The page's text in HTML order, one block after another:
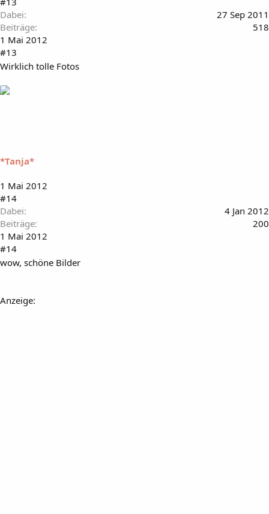
Dabei
27 Sep 2011
Beiträge
518
1 Mai 2012
#13
Wirklich tolle Fotos
*Tanja*
1 Mai 2012
#14
Dabei
4 Jan 2012
Beiträge
200
1 Mai 2012
#14
wow, schöne Bilder
Anzeige: